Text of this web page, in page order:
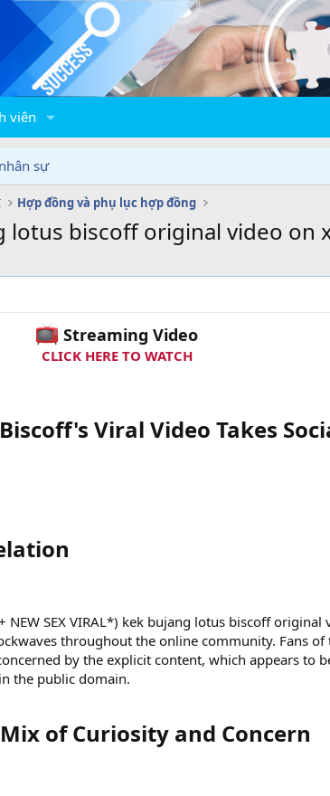
viên
sự
Hợp đồng và phụ lục hợp đồng
lotus biscoff original video
Streaming Video
CLICK HERE TO WATCH
Viral Video Takes
NEW SEX VIRAL*) kek bujang lotus biscoff original
throughout the online community. Fans
by the explicit content, which appears to
the public domain.
of Curiosity and Concern​